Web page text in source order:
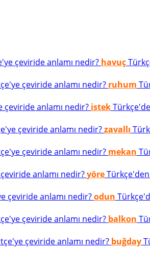
çeviride anlamı nedir? havuç
çeviride anlamı nedir? ruhum
anlamı nedir? istek
çeviride anlamı nedir?zavallı
çeviride anlamı nedir? mekan
anlamı nedir?yöre
çeviride anlamı nedir?odun
çeviride anlamı nedir? balkon
çeviride anlamı nedir? buğday